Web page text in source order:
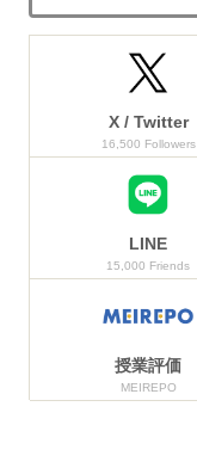
X / Twitter
16,500 Followers
LINE
15,000 Friends
授業評価
MEIREPO